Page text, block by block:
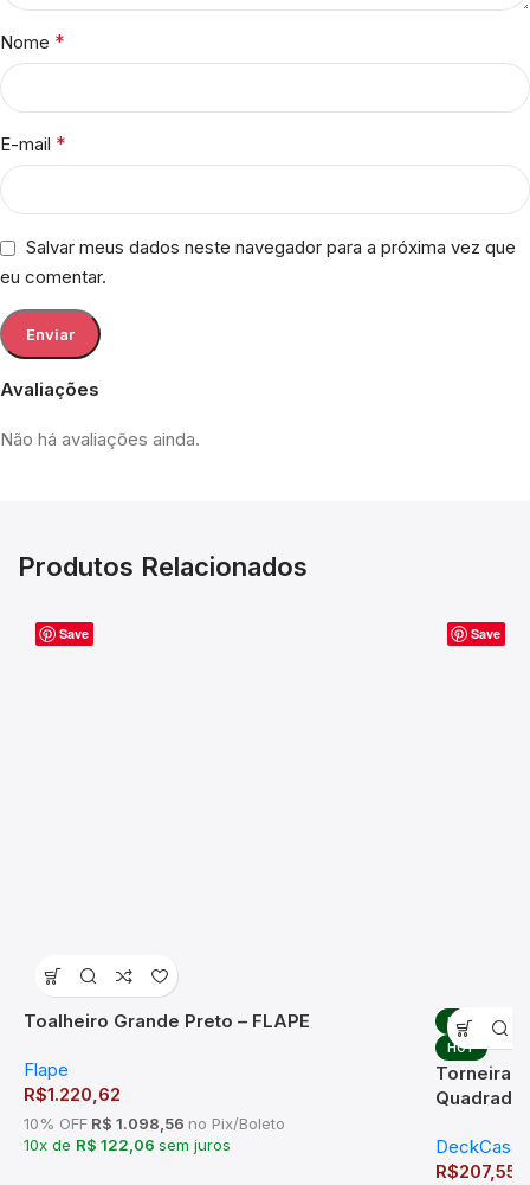
Avaliações
Não há avaliações ainda.
Nome *
E-mail *
Salvar meus dados neste navegador para a próxima vez que
eu comentar.
Produtos Relacionados
Save
Toalheiro Grande Preto – FLAPE
Flape
R$1.220,62
10% OFF R$ 1.098,56 no Pix/Boleto
10x de R$ 122,06 sem juros
Save
HOT
HOT
Torneira
DeckCasa
R$207,55